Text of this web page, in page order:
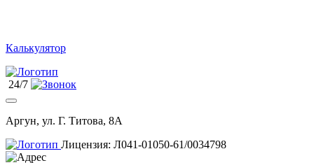
Калькулятор
24/7
Аргун, ул. Г. Титова, 8А
Лицензия: Л041-01050-61/0034798